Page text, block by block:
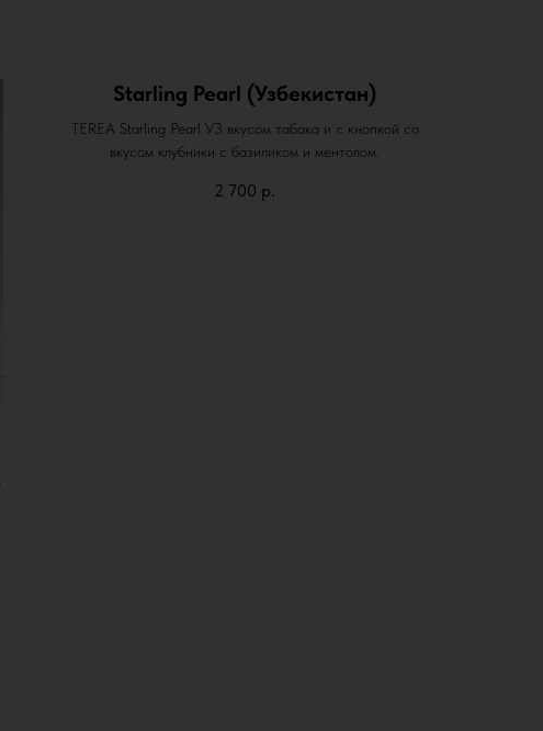
Starling Pearl (Узбекистан)
TEREA Starling Pearl УЗ вкусом табака и с кнопкой со
вкусом клубники с базиликом и ментолом.
2 700 р.